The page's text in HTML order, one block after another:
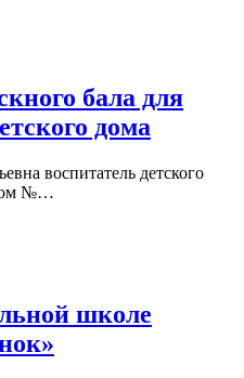
бала для
дома
воспитатель детского
№…
школе